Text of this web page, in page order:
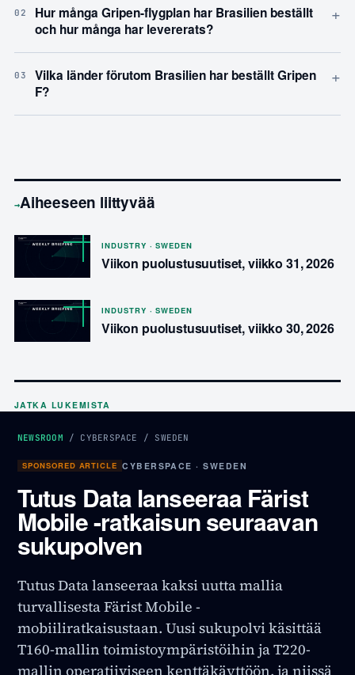
02
Hur många Gripen-flygplan har Brasilien beställt
och hur många har levererats?
+
03
Vilka länder förutom Brasilien har beställt Gripen
F?
+
→Aiheeseen liittyvää
INDUSTRY · SWEDEN
Viikon puolustusuutiset, viikko 31, 2026
INDUSTRY · SWEDEN
Viikon puolustusuutiset, viikko 30, 2026
JATKA LUKEMISTA
NEWSROOM / CYBERSPACE / SWEDEN
SPONSORED ARTICLE CYBERSPACE · SWEDEN
Tutus Data lanseeraa Färist
Mobile -ratkaisun seuraavan
sukupolven
Tutus Data lanseeraa kaksi uutta mallia
turvallisesta Färist Mobile -
mobiiliratkaisustaan. Uusi sukupolvi käsittää
T160-mallin toimistoympäristöihin ja T220-
mallin operatiiviseen kenttäkäyttöön, ja niissä